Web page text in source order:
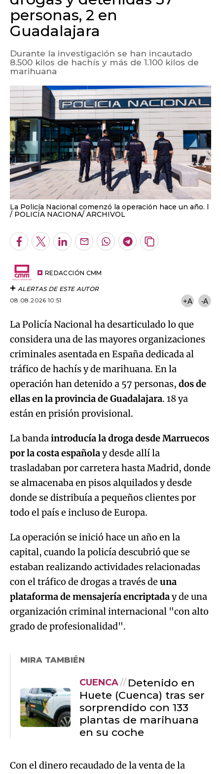
personas, 2 en
Guadalajara
Durante la investigación se han incautado
8.500 kilos de hachís y más de 1.100 kilos de
marihuana
La Policía Nacional comenzó la operación hace un año. l
POLICÍA NACIONA/ ARCHIVOL
Facebook
TwitterLinkedInEnviarWhatsapp
Telegram
Copiar
REDACCIÓN CMM
ALERTAS DE ESTE AUTOR
08.08.2026 10:51
+A -A
La Policía Nacional ha desarticulado lo que
considera una de las mayores organizaciones
criminales asentada en España dedicada al
tráfico de hachís y de marihuana. En la
operación han detenido a 57 personas, dos de
ellas en la provincia de Guadalajara. 18 ya
están en prisión provisional.
La bandaintroducía la droga desde Marruecos
por la costa españolay desde allí la
trasladaban por carretera hasta Madrid, donde
se almacenaba en pisos alquilados y desde
donde se distribuía a pequeños clientes por
todo el país e incluso de Europa.
La operación se inició hace un año en la
capital, cuando la policía descubrió que se
estaban realizando actividades relacionadas
con el tráfico de drogas a través de una
plataforma de mensajería encriptaday de una
organización criminal internacional "con alto
grado de profesionalidad".
MIRA TAMBIÉN
CUENCA
Detenido en
Huete (Cuenca) tras ser
sorprendido con 133
plantas de marihuana
en su coche
Con el dinero recaudado de la venta de la